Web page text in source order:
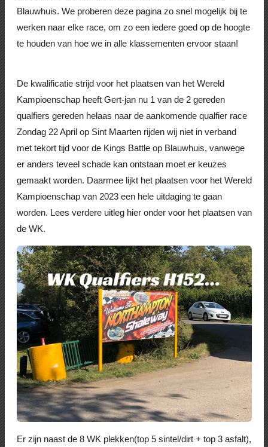
Blauwhuis. We proberen deze pagina zo snel mogelijk bij te
werken naar elke race, om zo een iedere goed op de hoogte
te houden van hoe we in alle klassementen ervoor staan!
De kwalificatie strijd voor het plaatsen van het Wereld
Kampioenschap heeft Gert-jan nu 1 van de 2 gereden
qualfiers gereden helaas naar de aankomende qualfier race
Zondag 22 April op Sint Maarten rijden wij niet in verband
met tekort tijd voor de Kings Battle op Blauwhuis, vanwege
er anders teveel schade kan ontstaan moet er keuzes
gemaakt worden. Daarmee lijkt het plaatsen voor het Wereld
Kampioenschap van 2023 een hele uitdaging te gaan
worden. Lees verdere uitleg hier onder voor het plaatsen van
de WK.
Er zijn naast de 8 WK plekken(top 5 sintel/dirt + top 3 asfalt),